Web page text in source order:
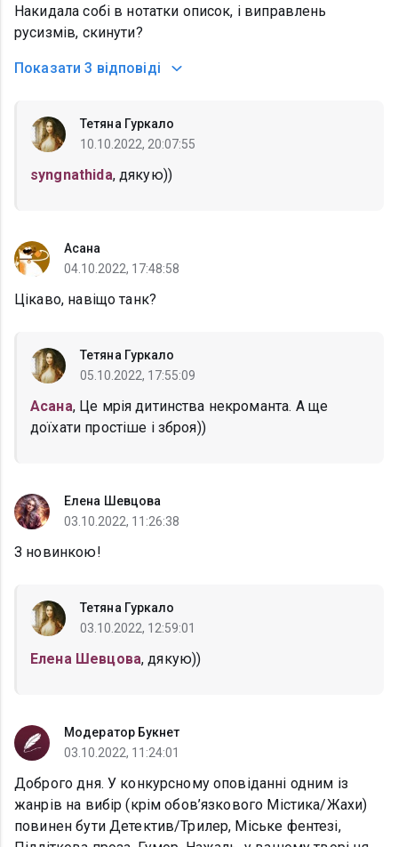
Накидала собі в нотатки описок, і виправлень
русизмів, скинути?
Показати 3 відповіді
Тетяна Гуркало
10.10.2022, 20:07:55
syngnathida, дякую))
Асана
04.10.2022, 17:48:58
Цікаво, навіщо танк?
Тетяна Гуркало
05.10.2022, 17:55:09
Асана, Це мрія дитинства некроманта. А ще
доїхати простіше і зброя))
Елена Шевцова
03.10.2022, 11:26:38
З новинкою!
Тетяна Гуркало
03.10.2022, 12:59:01
Елена Шевцова, дякую))
Модератор Букнет
03.10.2022, 11:24:01
Доброго дня. У конкурсному оповіданні одним із
жанрів на вибір (крім обов’язкового Містика/Жахи)
повинен бути Детектив/Трилер, Міське фентезі,